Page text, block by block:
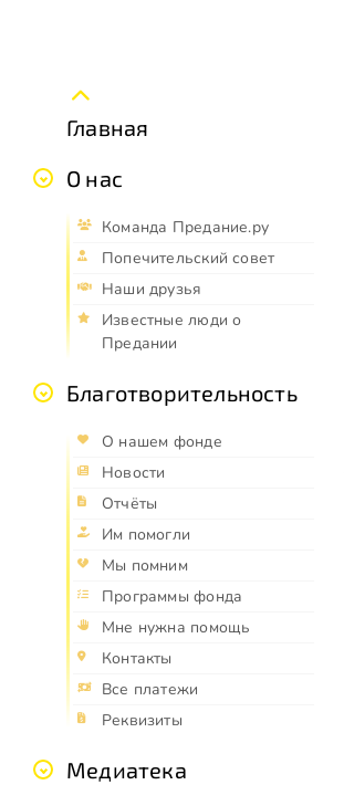
Главная
О нас
Команда Предание.ру
Попечительский совет
Наши друзья
Известные люди о
Предании
Благотворительность
О нашем фонде
Новости
Отчёты
Им помогли
Мы помним
Программы фонда
Мне нужна помощь
Контакты
Все платежи
Реквизиты
Медиатека